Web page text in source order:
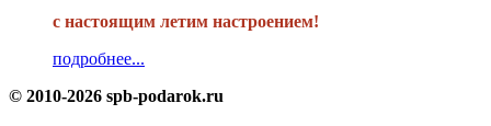
с настоящим летим настроением!
подробнее...
© 2010-2026 spb-podarok.ru